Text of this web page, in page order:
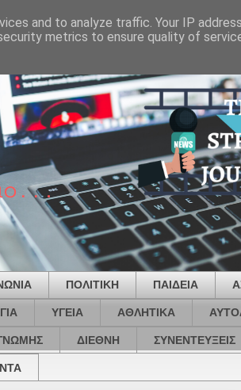
ΠΟΛΙΤΙΚΗ ΠΑΙΔΕΙΑ
ΥΓΕΙΑ ΑΘΛΗΤΙΚΑ
ΔΙΕΘΝΗ ΣΥΝΕΝΤΕΥΞΕΙΣ
and to analyze traffic. Your IP
metrics to ensure quality of